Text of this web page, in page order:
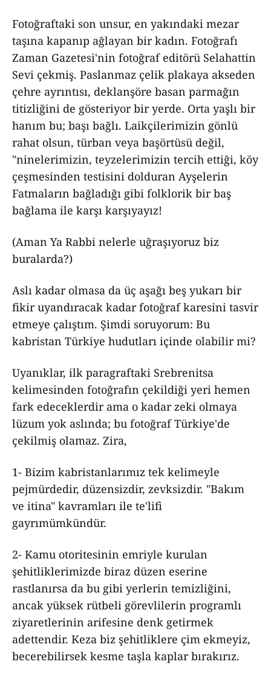
Fotoğraftaki son unsur, en yakındaki mezar
taşına kapanıp ağlayan bir kadın. Fotoğrafı
Zaman Gazetesi'nin fotoğraf editörü Selahattin
Sevi çekmiş. Paslanmaz çelik plakaya akseden
çehre ayrıntısı, deklanşöre basan parmağın
titizliğini de gösteriyor bir yerde. Orta yaşlı bir
hanım bu; başı bağlı. Laikçilerimizin gönlü
rahat olsun, türban veya başörtüsü değil,
"ninelerimizin, teyzelerimizin tercih ettiği, köy
çeşmesinden testisini dolduran Ayşelerin
Fatmaların bağladığı gibi folklorik bir baş
bağlama ile karşı karşıyayız!
(Aman Ya Rabbi nelerle uğraşıyoruz biz
buralarda?)
Aslı kadar olmasa da üç aşağı beş yukarı bir
fikir uyandıracak kadar fotoğraf karesini tasvir
etmeye çalıştım. Şimdi soruyorum: Bu
kabristan Türkiye hudutları içinde olabilir mi?
Uyanıklar, ilk paragraftaki Srebrenitsa
kelimesinden fotoğrafın çekildiği yeri hemen
fark edeceklerdir ama o kadar zeki olmaya
lüzum yok aslında; bu fotoğraf Türkiye'de
çekilmiş olamaz. Zira,
1- Bizim kabristanlarımız tek kelimeyle
pejmürdedir, düzensizdir, zevksizdir. "Bakım
ve itina" kavramları ile te'lifi
gayrımümkündür.
2- Kamu otoritesinin emriyle kurulan
şehitliklerimizde biraz düzen eserine
rastlanırsa da bu gibi yerlerin temizliğini,
ancak yüksek rütbeli görevlilerin programlı
ziyaretlerinin arifesine denk getirmek
adettendir. Keza biz şehitliklere çim ekmeyiz,
becerebilirsek kesme taşla kaplar bırakırız.